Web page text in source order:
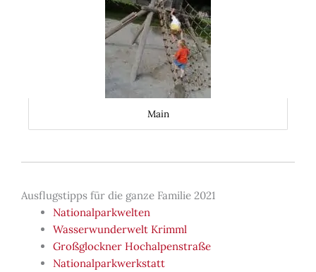
Main
Ausflugstipps für die ganze Familie 2021
Nationalparkwelten
Wasserwunderwelt Krimml
Großglockner Hochalpenstraße
Nationalparkwerkstatt